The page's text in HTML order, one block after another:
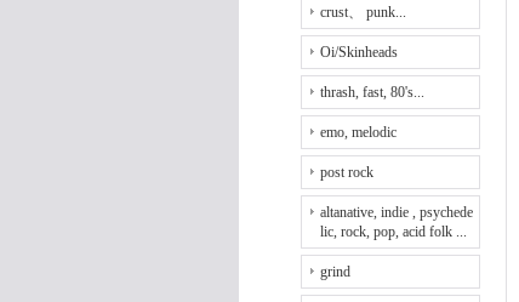
crust、 punk...
Oi/Skinheads
thrash, fast, 80's...
emo, melodic
post rock
altanative, indie , psychede
lic, rock, pop, acid folk ...
grind